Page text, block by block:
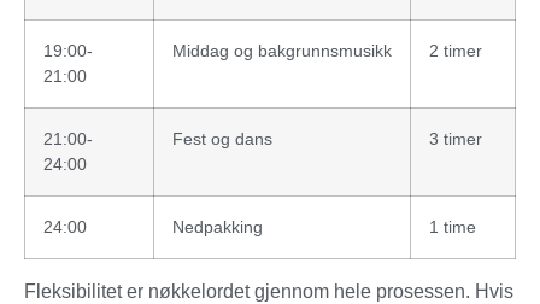
19:00-
21:00
Middag og bakgrunnsmusikk 2 timer
21:00-
24:00
Fest og dans 3 timer
24:00 Nedpakking 1 time
Fleksibilitet er nøkkelordet gjennom hele prosessen. Hvis